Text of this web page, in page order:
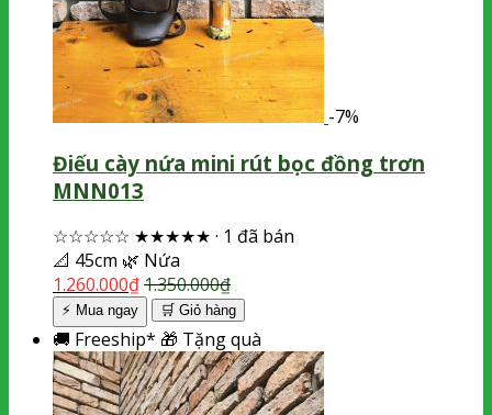
-7%
Điếu cày nứa mini rút bọc đồng trơn
MNN013
☆☆☆☆☆ ★★★★★ · 1 đã bán
📐 45cm 🌿 Nứa
1.260.000₫1.350.000₫
⚡ Mua ngay 🛒 Giỏ hàng
🚚 Freeship* 🎁 Tặng quà